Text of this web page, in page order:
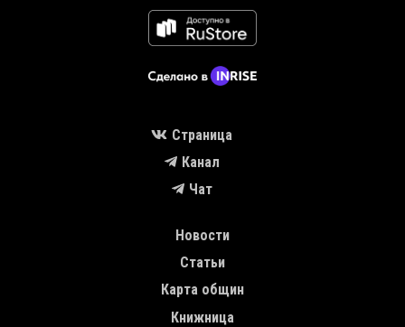
Страница
Канал
Чат
Новости
Статьи
Карта общин
Книжница